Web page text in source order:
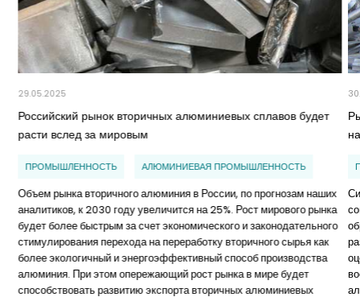
29.05.2025
Российский рынок вторичных алюминиевых сплавов будет
расти вслед за мировым
ПРОМЫШЛЕННОСТЬ АЛЮМИНИЕВАЯ ПРОМЫШЛЕННОСТЬ
Объем рынка вторичного алюминия в России, по прогнозам наших
аналитиков, к 2030 году увеличится на 25%. Рост мирового рынка
будет более быстрым за счет экономического и законодательного
стимулирования перехода на переработку вторичного сырья как
более экологичный и энергоэффективный способ производства
алюминия. При этом опережающий рост рынка в мире будет
способствовать развитию экспорта вторичных алюминиевых